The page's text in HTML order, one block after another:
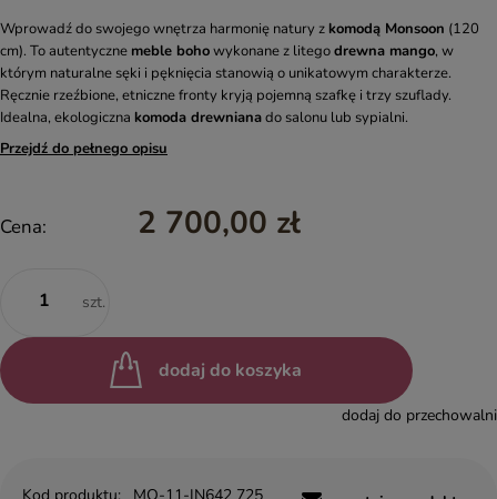
Wprowadź do swojego wnętrza harmonię natury z komodą Monsoon (120
cm). To autentyczne meble bohowykonane z litegodrewna mango, w
którym naturalne sęki i pęknięcia stanowią o unikatowym charakterze.
Ręcznie rzeźbione, etniczne fronty kryją pojemną szafkę i trzy szuflady.
Idealna, ekologiczna komoda drewnianado salonu lub sypialni.
Przejdź do pełnego opisu
Cena: 2 700,00 zł
szt.
dodaj do koszyka
dodaj do przechowalni